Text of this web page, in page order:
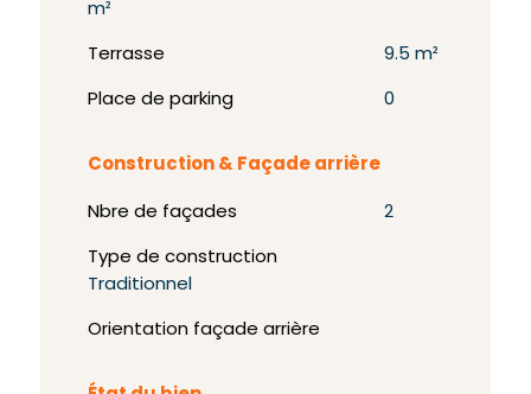
m²
Terrasse 9.5 m²
Place de parking 0
Construction & Façade arrière
Nbre de façades 2
Type de construction
Traditionnel
Orientation façade arrière